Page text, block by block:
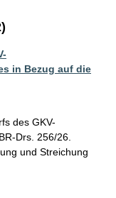
in Bezug auf die
des GKV-
Drs. 256/26.
und Streichung